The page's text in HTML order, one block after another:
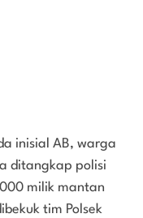
inisial AB, warga
ditangkap polisi
milik mantan
tim Polsek